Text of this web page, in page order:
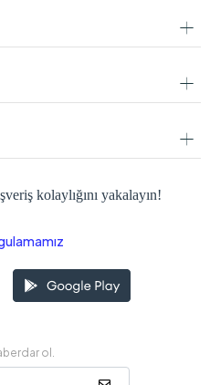
kolaylığını yakalayın!
ol.